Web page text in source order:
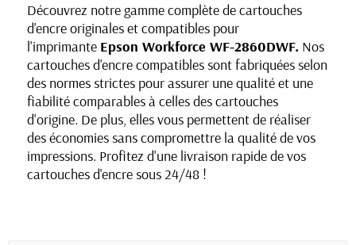
Découvrez notre gamme complète de cartouches
d'encre originales et compatibles pour
l'imprimante Epson Workforce WF-2860DWF. Nos
cartouches d'encre compatibles sont fabriquées selon
des normes strictes pour assurer une qualité et une
fiabilité comparables à celles des cartouches
d'origine. De plus, elles vous permettent de réaliser
des économies sans compromettre la qualité de vos
impressions. Profitez d'une livraison rapide de vos
cartouches d'encre sous 24/48 !